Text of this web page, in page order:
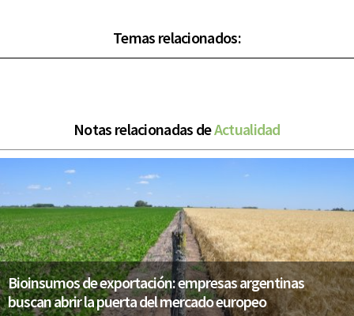
Temas relacionados:
Notas relacionadas deActualidad
Bioinsumos de exportación: empresas argentinas
buscan abrir la puerta del mercado europeo